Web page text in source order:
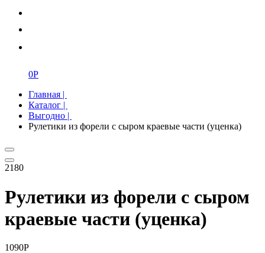
0Р
Главная |
Каталог |
Выгодно |
Рулетики из форели с сыром краевые части (уценка)
2180
Рулетики из форели с сыром
краевые части (уценка)
1090Р